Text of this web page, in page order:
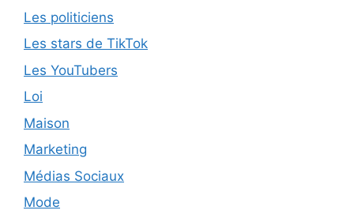
Les politiciens
Les stars de TikTok
Les YouTubers
Loi
Maison
Marketing
Médias Sociaux
Mode